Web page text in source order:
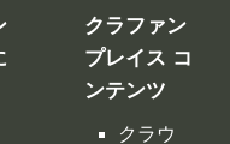
クラウ
ドファ
ンディ